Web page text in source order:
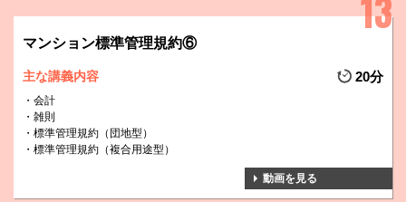
マンション標準管理規約⑥
主な講義内容 20分
会計
雑則
標準管理規約（団地型）
標準管理規約（複合用途型）
動画を見る